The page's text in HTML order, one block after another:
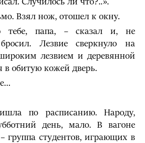
Взял нож, отошел к окну.
папа, – сказал и, не
Лезвие сверкнуло на
лезвием и деревянной
в обитую кожей дверь.
по расписанию. Народу,
день, мало. В вагоне
группа студентов, играющих в